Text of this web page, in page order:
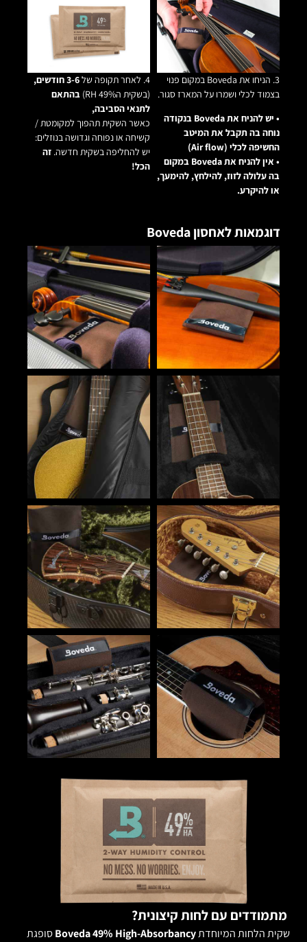
3. הניחו את Boveda במקום פנוי
בצמוד לכלי ושמרו על המארז סגור.
• יש להניח את Boveda בנקודה
נוחה בה תקבל את המיטב
החשיפה לכלי (Air flow)
• אין להניח את Boveda במקום
בה עלולה לזוז, להילחץ, להימעך,
או להיקרע.
4. לאחר תקופה של
3-6 חודשים,
(בשקית ה49% RH)
בהתאם
לתנאי הסביבה,
כאשר השקית תהפוך למקומטת /
קשיחה או נפוחה וגדושה בנוזלים:
יש להחליפה בשקית חדשה.זה
הכל!
דוגמאות לאחסון Boveda
מתמודדים עם לחות קיצונית?
שקית הלחות המיוחדתBoveda 49% High-Absorbancyסופגת